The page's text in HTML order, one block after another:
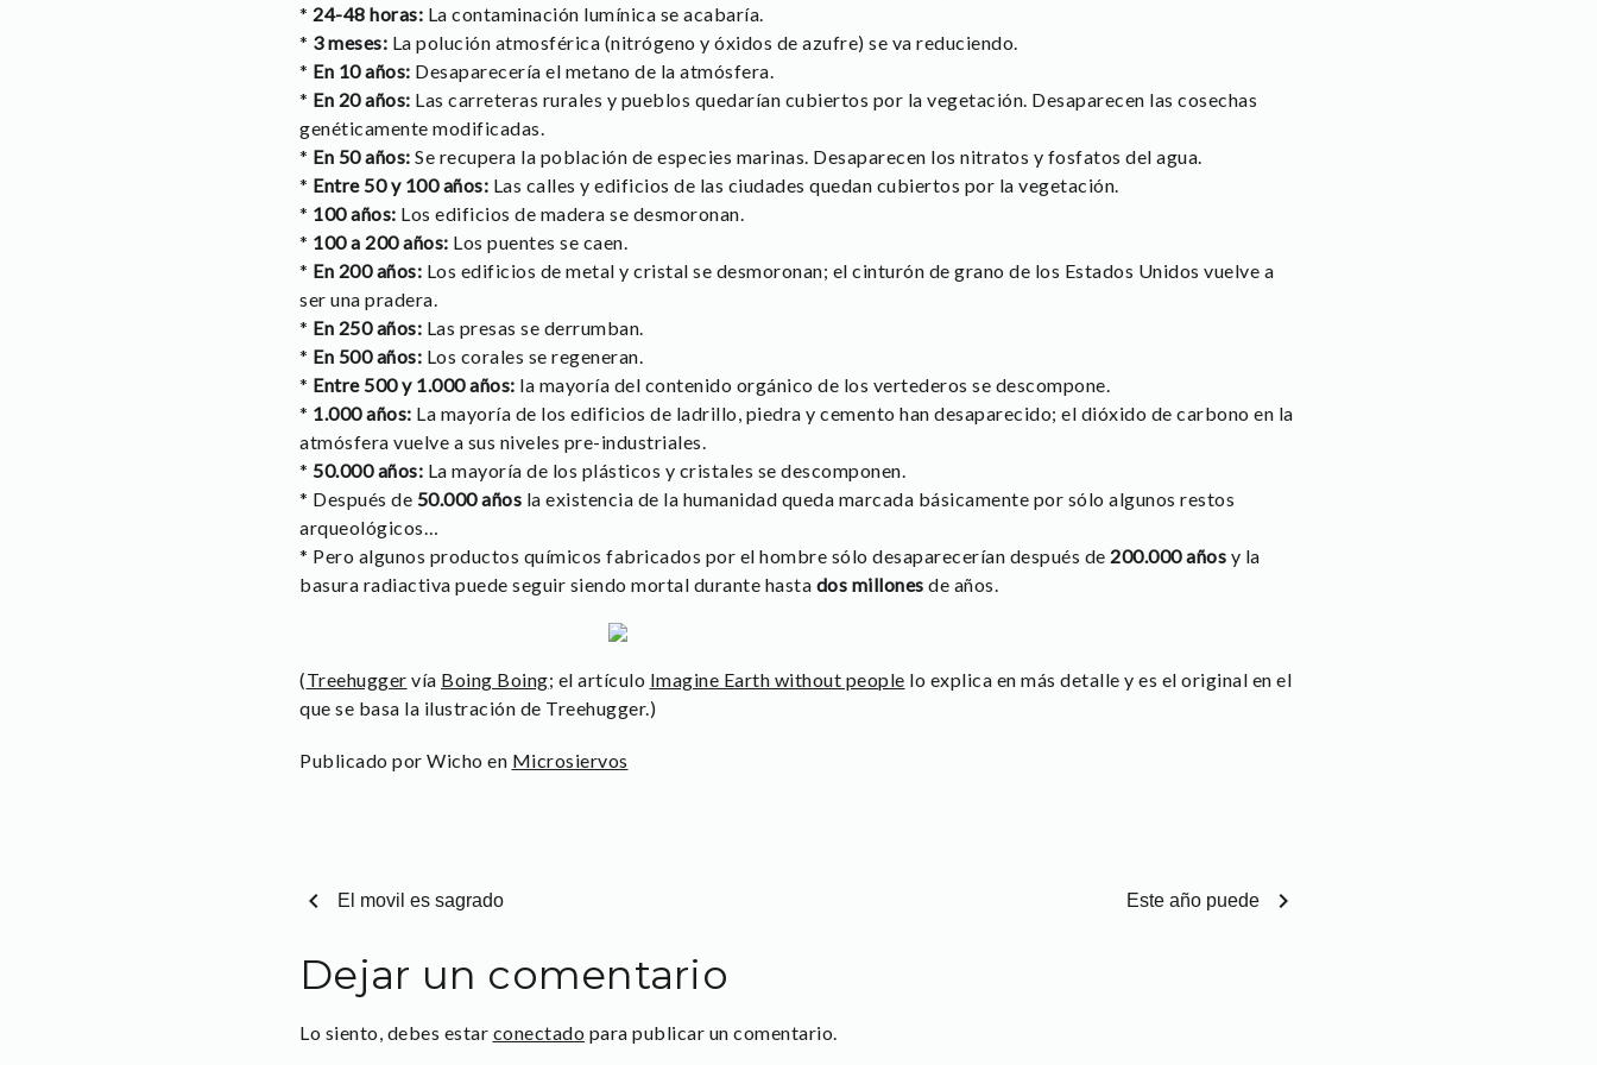
* 24-48 horas: La contaminación lumínica se acabaría.
* 3 meses: La polución atmosférica (nitrógeno y óxidos de azufre) se va reduciendo.
* En 10 años: Desaparecería el metano de la atmósfera.
* En 20 años: Las carreteras rurales y pueblos quedarían cubiertos por la vegetación. Desaparecen las cosechas
genéticamente modificadas.
* En 50 años: Se recupera la población de especies marinas. Desaparecen los nitratos y fosfatos del agua.
* Entre 50 y 100 años: Las calles y edificios de las ciudades quedan cubiertos por la vegetación.
* 100 años: Los edificios de madera se desmoronan.
* 100 a 200 años: Los puentes se caen.
* En 200 años: Los edificios de metal y cristal se desmoronan; el cinturón de grano de los Estados Unidos vuelve a
ser una pradera.
* En 250 años: Las presas se derrumban.
* En 500 años: Los corales se regeneran.
* Entre 500 y 1.000 años: la mayoría del contenido orgánico de los vertederos se descompone.
* 1.000 años: La mayoría de los edificios de ladrillo, piedra y cemento han desaparecido; el dióxido de carbono en la
atmósfera vuelve a sus niveles pre-industriales.
* 50.000 años: La mayoría de los plásticos y cristales se descomponen.
* Después de 50.000 años la existencia de la humanidad queda marcada básicamente por sólo algunos restos
arqueológicos…
* Pero algunos productos químicos fabricados por el hombre sólo desaparecerían después de 200.000 años y la
basura radiactiva puede seguir siendo mortal durante hasta dos millones de años.
(Treehugger vía Boing Boing; el artículo Imagine Earth without people lo explica en más detalle y es el original en el
que se basa la ilustración de Treehugger.)
Publicado por Wicho en Microsiervos
chevron_left El movil es sagrado Este año puede chevron_right
Dejar un comentario
Lo siento, debes estar conectado para publicar un comentario.